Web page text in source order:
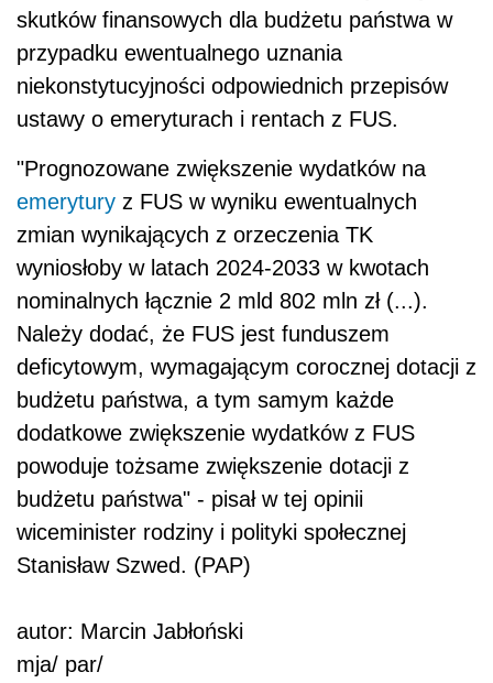
skutków finansowych dla budżetu państwa w
przypadku ewentualnego uznania
niekonstytucyjności odpowiednich przepisów
ustawy o emeryturach i rentach z FUS.
"Prognozowane zwiększenie wydatków na
emerytury z FUS w wyniku ewentualnych
zmian wynikających z orzeczenia TK
wyniosłoby w latach 2024-2033 w kwotach
nominalnych łącznie 2 mld 802 mln zł (...).
Należy dodać, że FUS jest funduszem
deficytowym, wymagającym corocznej dotacji z
budżetu państwa, a tym samym każde
dodatkowe zwiększenie wydatków z FUS
powoduje tożsame zwiększenie dotacji z
budżetu państwa" - pisał w tej opinii
wiceminister rodziny i polityki społecznej
Stanisław Szwed. (PAP)
autor: Marcin Jabłoński
mja/ par/